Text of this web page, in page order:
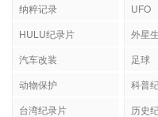
纳粹记录
UFO
HULU纪录片
外星
汽车改装
足球
动物保护
科普
台湾纪录片
历史